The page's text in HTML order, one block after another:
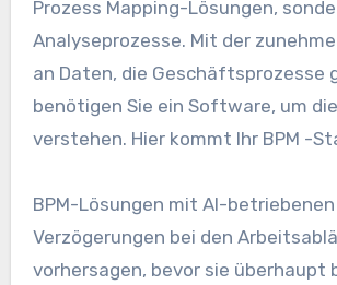
Prozess Mapping-Lösungen,
Analyseprozesse. Mit der
an Daten, die Geschäftsprozesse
benötigen Sie ein Software, um
verstehen. Hier kommt Ihr BPM -
BPM-Lösungen mit AI-
Verzögerungen bei den
vorhersagen, bevor sie überhaupt